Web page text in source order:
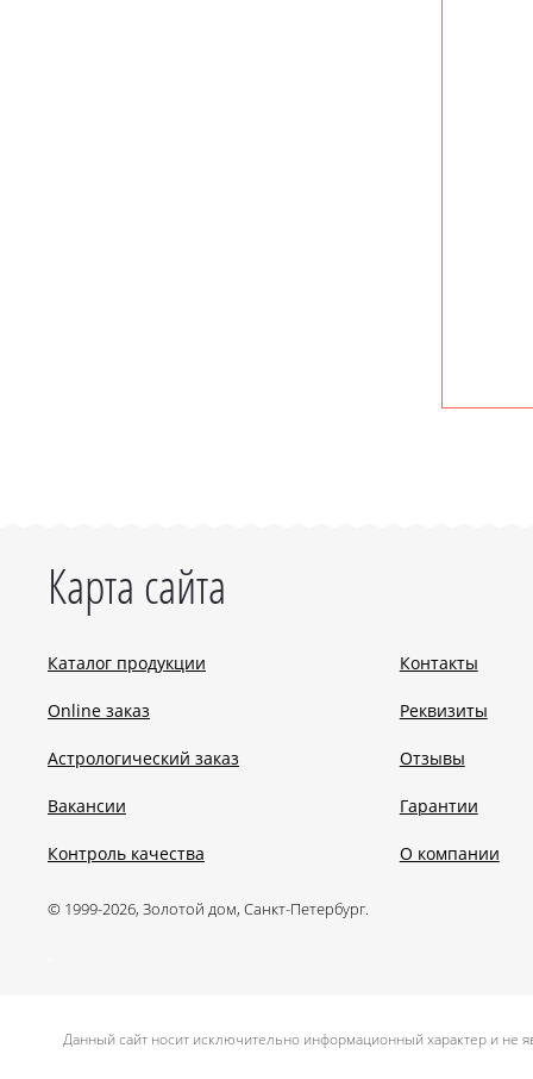
Карта сайта
Каталог продукции
Online заказ
Астрологический заказ
Вакансии
Контроль качества
Контакты
Реквизиты
Отзывы
Гарантии
О компании
© 1999-2026, Золотой дом, Санкт-Петербург.
Данный сайт носит исключительно информационный характер и не